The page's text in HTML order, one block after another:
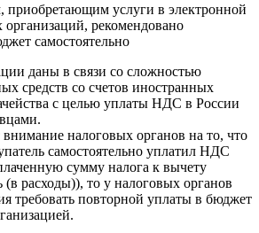
приобретающим услуги в электронной
рекомендовано
самостоятельно
даны в связи со сложностью
средств со счетов иностранных
с целью уплаты НДС в России
налоговых органов на то, что
самостоятельно уплатил НДС
сумму налога к вычету
расходы)), то у налоговых органов
требовать повторной уплаты в бюджет